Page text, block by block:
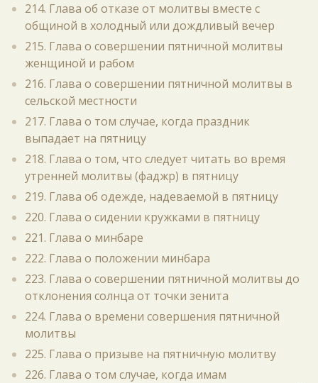
214. Глава об отказе от молитвы вместе с
общиной в холодный или дождливый вечер
215. Глава о совершении пятничной молитвы
женщиной и рабом
216. Глава о совершении пятничной молитвы в
сельской местности
217. Глава о том случае, когда праздник
выпадает на пятницу
218. Глава о том, что следует читать во время
утренней молитвы (фаджр) в пятницу
219. Глава об одежде, надеваемой в пятницу
220. Глава о сидении кружками в пятницу
221. Глава о минбаре
222. Глава о положении минбара
223. Глава о совершении пятничной молитвы до
отклонения солнца от точки зенита
224. Глава о времени совершения пятничной
молитвы
225. Глава о призыве на пятничную молитву
226. Глава о том случае, когда имам